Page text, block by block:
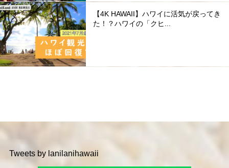
【4K HAWAII】ハワイに活気が戻ってき
た！？ハワイの「クヒ...
Tweets by lanilanihawaii